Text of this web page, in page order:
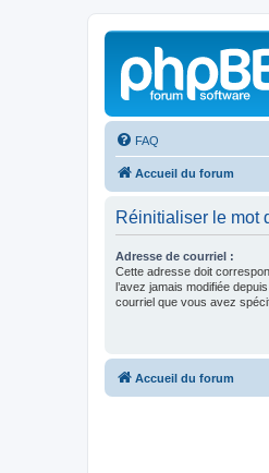
FAQ
Accueil du forum
Réinitialiser le mot
Adresse de courriel :
Cette adresse doit
l’avez jamais modifiée
courriel que vous avez
Accueil du forum